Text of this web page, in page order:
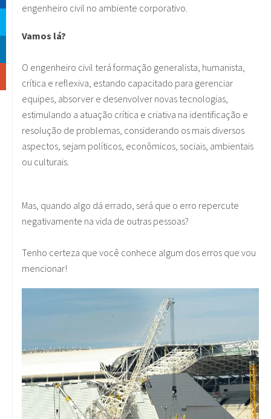
engenheiro civil no ambiente corporativo.
Vamos lá?
O engenheiro civil terá formação generalista, humanista,
crítica e reflexiva, estando capacitado para gerenciar
equipes, absorver e desenvolver novas tecnologias,
estimulando a atuação crítica e criativa na identificação e
resolução de problemas, considerando os mais diversos
aspectos, sejam políticos, econômicos, sociais, ambientais
ou culturais.
Mas, quando algo dá errado, será que o erro repercute
negativamente na vida de outras pessoas?
Tenho certeza que você conhece algum dos erros que vou
mencionar!